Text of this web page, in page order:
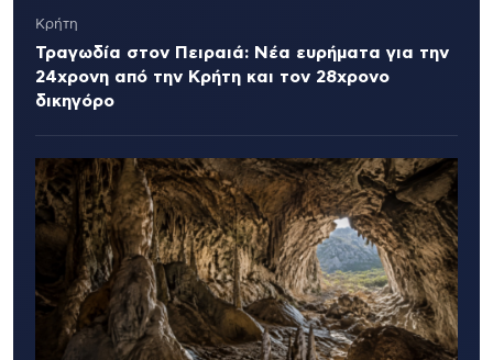
Κρήτη
Τραγωδία στον Πειραιά: Νέα ευρήματα για την
24χρονη από την Κρήτη και τον 28χρονο
δικηγόρο